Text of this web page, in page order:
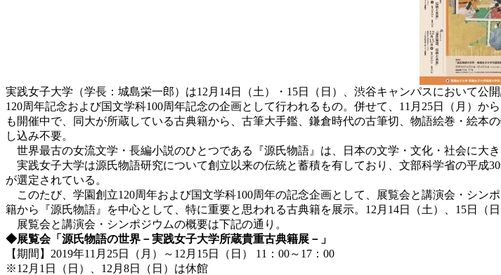
実践女子大学（学長：城島栄一郎）は12月14日（土）・15日（日）、渋谷キャンパスにおいて
120周年記念および国文学科100周年記念の企画として行われるもの。併せて、11月25日（月）か
も開催中で、同大が所蔵している古典籍から、古筆大手鑑、鎌倉時代の古筆切、物語絵巻・絵
し込み不要。
世界最古の女流文学・長編小説のひとつである『源氏物語』は、日本の文学・文化・社会に大
実践女子大学は源氏物語研究について創立以来の伝統と蓄積を有しており、文部科学省の平成
が選定されている。
このたび、学園創立120周年および国文学科100周年の記念企画として、展覧会と講演会・シン
籍から『源氏物語』を中心として、特に重要と思われる古典籍を展示。12月14日（土）、15日（
展覧会と講演会・シンポジウムの概要は下記の通り。
◆展覧会「源氏物語の世界－実践女子大学所蔵貴重古典籍展－」
【期間】2019年11月25日（月）～12月15日（日） 11：00～17：00
※12月1日（日）、12月8日（日）は休館